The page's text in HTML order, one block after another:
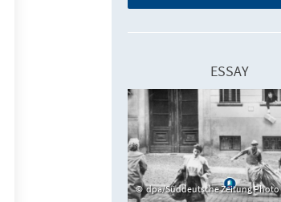
ESSAY
dpa/Süddeutsche Zeitung Photo